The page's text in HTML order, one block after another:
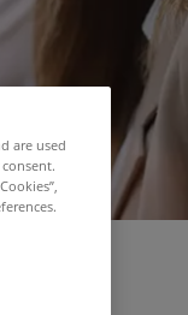
are used